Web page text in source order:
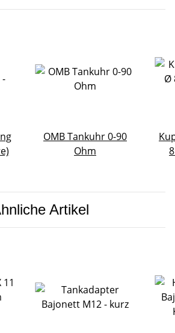
OMB Tankuhr 0-90
Ohm
Artikel